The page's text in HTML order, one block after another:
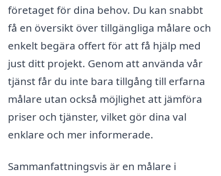
företaget för dina behov. Du kan snabbt
få en översikt över tillgängliga målare och
enkelt begära offert för att få hjälp med
just ditt projekt. Genom att använda vår
tjänst får du inte bara tillgång till erfarna
målare utan också möjlighet att jämföra
priser och tjänster, vilket gör dina val
enklare och mer informerade.
Sammanfattningsvis är en målare i